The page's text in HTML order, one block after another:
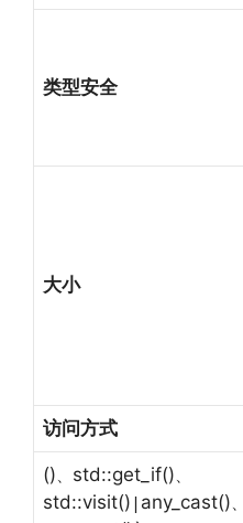
类型安全
大小
访问方式
()、 std::get_if()、
std::visit() | any_cast()、